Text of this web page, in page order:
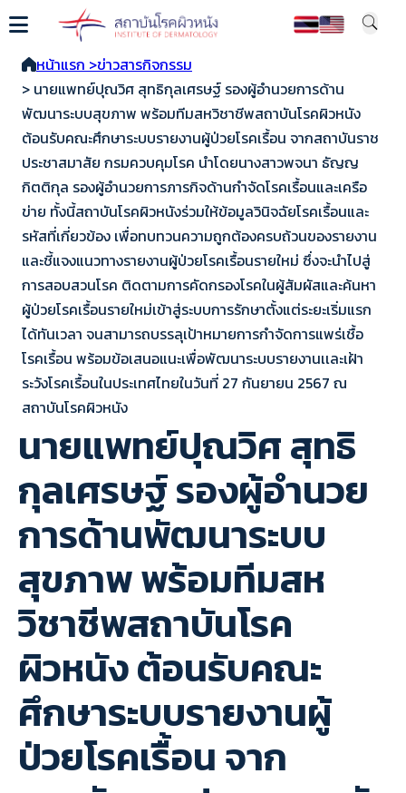
หน้าแรก >ข่าวสารกิจกรรม
> นายแพทย์ปุณวิศ สุทธิกุลเศรษฐ์ รองผู้อำนวยการด้าน
พัฒนาระบบสุขภาพ พร้อมทีมสหวิชาชีพสถาบันโรคผิวหนัง
ต้อนรับคณะศึกษาระบบรายงานผู้ป่วยโรคเรื้อน จากสถาบันราช
ประชาสมาสัย กรมควบคุมโรค นำโดยนางสาวพจนา ธัญญ
กิตติกุล รองผู้อำนวยการภารกิจด้านกำจัดโรคเรื้อนและเครือ
ข่าย ทั้งนี้สถาบันโรคผิวหนังร่วมให้ข้อมูลวินิจฉัยโรคเรื้อนและ
รหัสที่เกี่ยว​ข้อง เพื่อทบทวนความถูกต้องครบถ้วนของรายงาน
และชี้แจงแนวทางรายงานผู้ป่วยโรคเรื้อนรายใหม่ ซึ่งจะนำไปสู่
การสอบสวนโรค ติดตามการคัดกรองโรคในผู้สัมผัสและค้นหา
ผู้ป่วยโรคเรื้อนรายใหม่เข้าสู่ระบบการรักษาตั้งแต่ระยะเริ่มแรก
ได้ทันเวลา จนสามารถบรรลุเป้าหมายการกำจัดการแพร่เชื้อ
โรคเรื้อน พร้อมข้อเสนอแนะเพื่อพัฒนาระบบรายงานเเละเฝ้า
ระวังโรคเรื้อนในประเทศไทยในวันที่ 27 กันยายน 2567 ณ
สถาบันโรคผิวหนัง
นายแพทย์ปุณวิศ สุทธิ
กุลเศรษฐ์ รองผู้อำนวย
การด้านพัฒนาระบบ
สุขภาพ พร้อมทีมสห
วิชาชีพสถาบันโรค
ผิวหนัง ต้อนรับคณะ
ศึกษาระบบรายงานผู้
ป่วยโรคเรื้อน จาก